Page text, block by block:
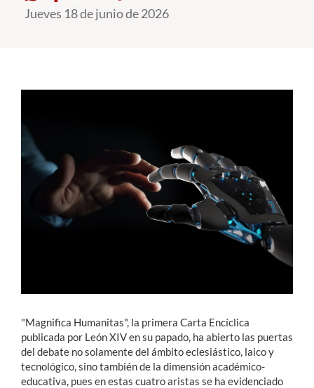
Pregrado
Estudiantes
Académicos
Funcionarios
Jueves 18 de junio de 2026
"Magnifica Humanitas", la primera Carta Encíclica
publicada por León XIV en su papado, ha abierto las puertas
del debate no solamente del ámbito eclesiástico, laico y
tecnológico, sino también de la dimensión académico-
educativa, pues en estas cuatro aristas se ha evidenciado